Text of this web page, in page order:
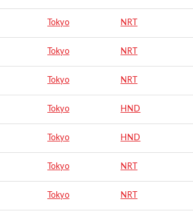
Tokyo NRT
Tokyo NRT
Tokyo NRT
Tokyo HND
Tokyo HND
Tokyo NRT
Tokyo NRT